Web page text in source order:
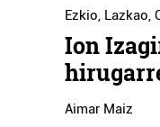
Ezkio, Lazkao,
Ion
Aimar Maiz